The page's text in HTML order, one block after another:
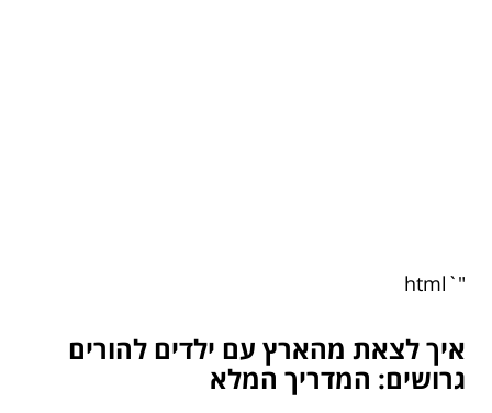
"`html
איך לצאת מהארץ עם ילדים להורים
גרושים: המדריך המלא